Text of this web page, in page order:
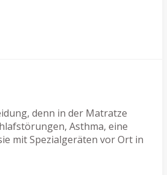
denn in der Matratze
Asthma, eine
mit Spezialgeräten vor Ort in